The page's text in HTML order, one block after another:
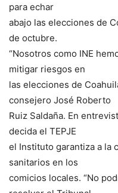
para echar
abajo las elecciones de
de octubre.
“Nosotros como INE
mitigar riesgos en
las elecciones de
consejero José Roberto
Ruiz Saldaña. En
decida el TEPJE
el Instituto garantiza a la
sanitarios en los
comicios locales. “No